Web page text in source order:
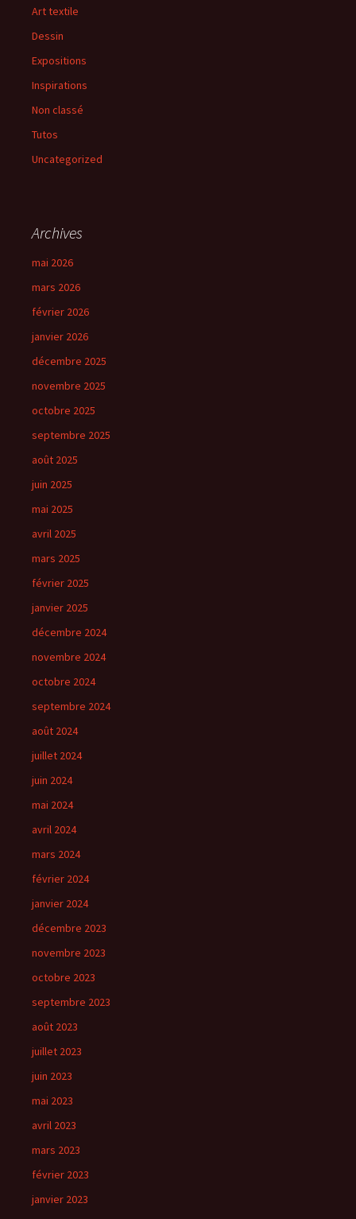
Art textile
Dessin
Expositions
Inspirations
Non classé
Tutos
Uncategorized
Archives
mai 2026
mars 2026
février 2026
janvier 2026
décembre 2025
novembre 2025
octobre 2025
septembre 2025
août 2025
juin 2025
mai 2025
avril 2025
mars 2025
février 2025
janvier 2025
décembre 2024
novembre 2024
octobre 2024
septembre 2024
août 2024
juillet 2024
juin 2024
mai 2024
avril 2024
mars 2024
février 2024
janvier 2024
décembre 2023
novembre 2023
octobre 2023
septembre 2023
août 2023
juillet 2023
juin 2023
mai 2023
avril 2023
mars 2023
février 2023
janvier 2023